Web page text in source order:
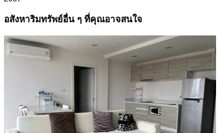
อสังหาริมทรัพย์อื่น ๆ ที่คุณอาจสนใจ